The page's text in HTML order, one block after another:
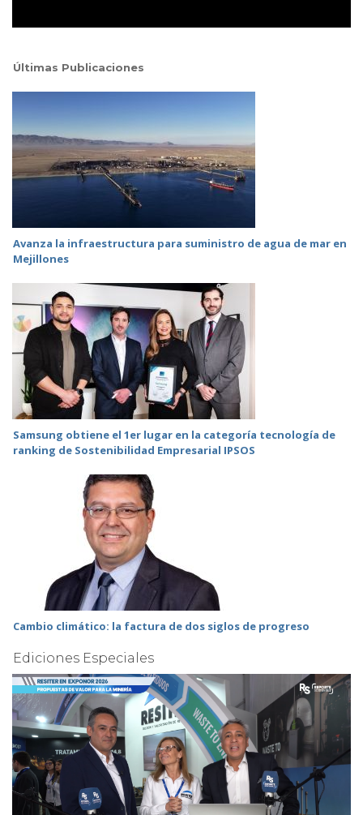
Últimas Publicaciones
Avanza la infraestructura para suministro de agua de mar en
Mejillones
Samsung obtiene el 1er lugar en la categoría tecnología de
ranking de Sostenibilidad Empresarial IPSOS
Cambio climático: la factura de dos siglos de progreso
Ediciones Especiales